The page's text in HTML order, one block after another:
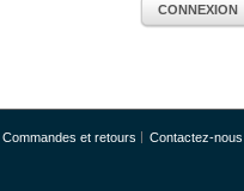
CONNEXION
Commandes et retours
Contactez-nous